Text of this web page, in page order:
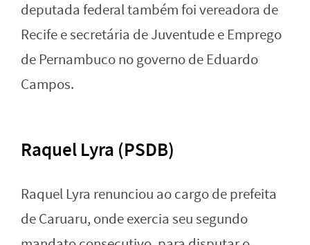
deputada federal também foi vereadora de
Recife e secretária de Juventude e Emprego
de Pernambuco no governo de Eduardo
Campos.
Raquel Lyra (PSDB)
Raquel Lyra renunciou ao cargo de prefeita
de Caruaru, onde exercia seu segundo